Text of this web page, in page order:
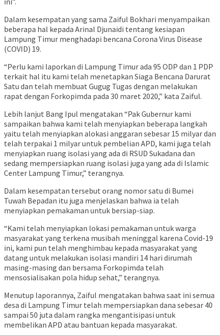
Dalam kesempatan yang sama Zaiful Bokhari menyampaikan
beberapa hal kepada Arinal Djunaidi tentang kesiapan
Lampung Timur menghadapi bencana Corona Virus Disease
(COVID) 19.
“Perlu kami laporkan di Lampung Timur ada 95 ODP dan 1 PDP
terkait hal itu kami telah menetapkan Siaga Bencana Darurat
Satu dan telah membuat Gugug Tugas dengan melakukan
rapat dengan Forkopimda pada 30 maret 2020,” kata Zaiful.
Lebih lanjut Bang Ipul mengatakan “Pak Gubernur kami
sampaikan bahwa kami telah menyiapkan beberapa langkah
yaitu telah menyiapkan alokasi anggaran sebesar 15 milyar dan
telah terpakai 1 milyar untuk pembelian APD, kami juga telah
menyiapkan ruang isolasi yang ada di RSUD Sukadana dan
sedang mempersiapkan ruang isolasi juga yang ada di Islamic
Center Lampung Timur,” terangnya.
Dalam kesempatan tersebut orang nomor satu di Bumei
Tuwah Bepadan itu juga menjelaskan bahwa ia telah
menyiapkan pemakaman untuk bersiap-siap.
“Kami telah menyiapkan lokasi pemakaman untuk warga
masyarakat yang terkena musibah meninggal karena Covid-19
ini, kami pun telah menghimbau kepada masyarakat yang
datang untuk melakukan isolasi mandiri 14 hari dirumah
masing-masing dan bersama Forkopimda telah
mensosialisakan pola hidup sehat,” terangnya.
Menutup laporannya, Zaiful mengatakan bahwa saat ini semua
desa di Lampung Timur telah mempersiapkan dana sebesar 40
sampai 50 juta dalam rangka mengantisipasi untuk
membelikan APD atau bantuan kepada masyarakat.